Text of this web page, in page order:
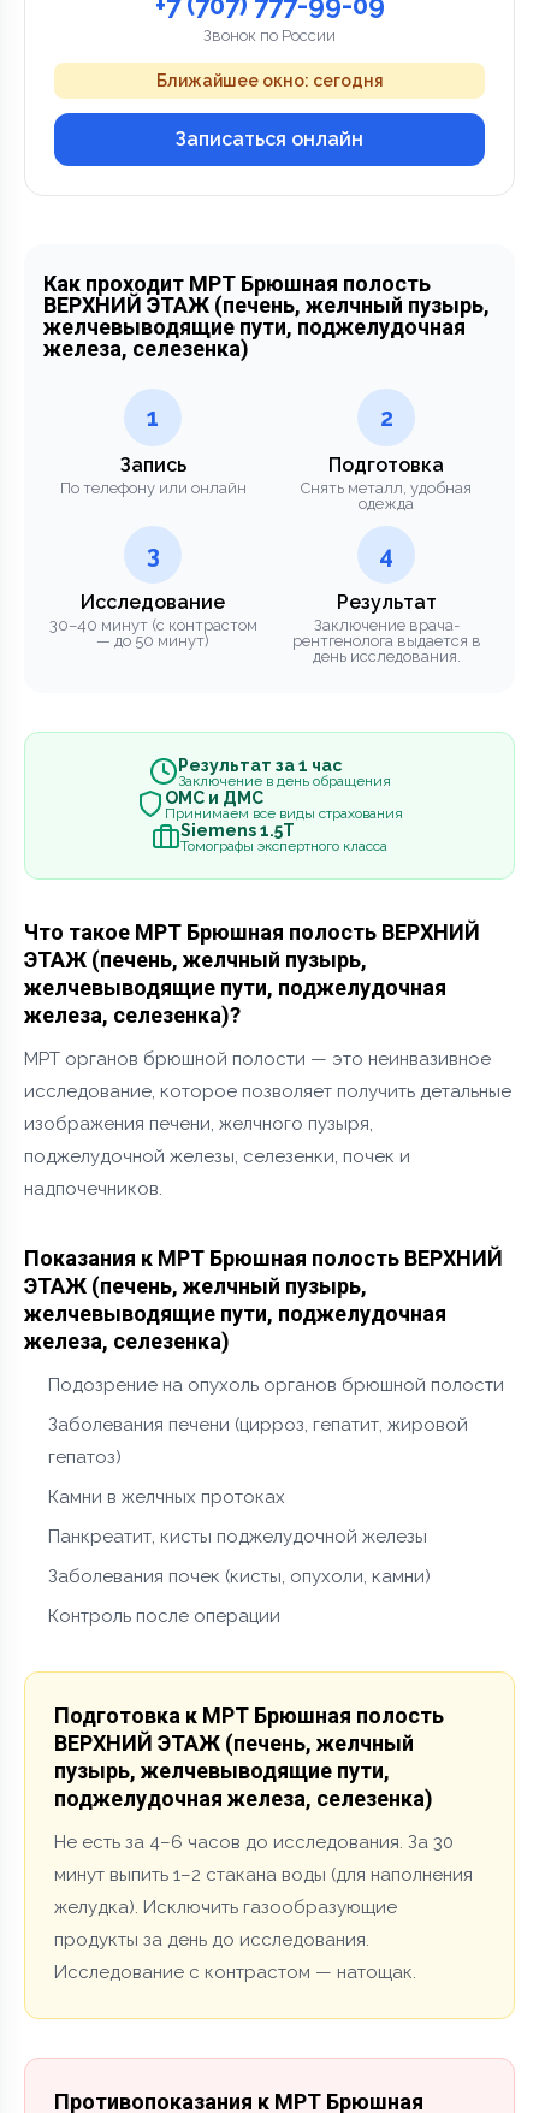
Звонок по России
Ближайшее окно: сегодня
Записаться онлайн
Как проходит МРТ Брюшная полость
ВЕРХНИЙ ЭТАЖ (печень, желчный пузырь,
желчевыводящие пути, поджелудочная
железа, селезенка)
1
Запись
По телефону или онлайн
2
Подготовка
Снять металл, удобная
одежда
3
Исследование
30–40 минут (с контрастом
— до 50 минут)
4
Результат
Заключение врача-
рентгенолога выдается в
день исследования.
Результат за 1 час
Заключение в день обращения
ОМС и ДМС
Принимаем все виды страхования
Siemens 1.5Т
Томографы экспертного класса
Что такое МРТ Брюшная полость ВЕРХНИЙ
ЭТАЖ (печень, желчный пузырь,
желчевыводящие пути, поджелудочная
железа, селезенка)?
МРТ органов брюшной полости — это неинвазивное
исследование, которое позволяет получить детальные
изображения печени, желчного пузыря,
поджелудочной железы, селезенки, почек и
надпочечников.
Показания к МРТ Брюшная полость ВЕРХНИЙ
ЭТАЖ (печень, желчный пузырь,
желчевыводящие пути, поджелудочная
железа, селезенка)
Подозрение на опухоль органов брюшной полости
Заболевания печени (цирроз, гепатит, жировой
гепатоз)
Камни в желчных протоках
Панкреатит, кисты поджелудочной железы
Заболевания почек (кисты, опухоли, камни)
Контроль после операции
Подготовка к МРТ Брюшная полость
ВЕРХНИЙ ЭТАЖ (печень, желчный
пузырь, желчевыводящие пути,
поджелудочная железа, селезенка)
Не есть за 4–6 часов до исследования. За 30
минут выпить 1–2 стакана воды (для наполнения
желудка). Исключить газообразующие
продукты за день до исследования.
Исследование с контрастом — натощак.
Противопоказания к МРТ Брюшная